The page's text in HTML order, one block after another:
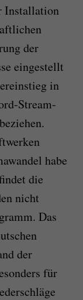
Installation
der
eingestellt
in
Stream-
habe
die
nicht
Das
der
für